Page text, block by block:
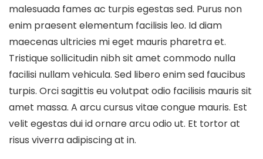
malesuada fames ac turpis egestas sed. Purus non
enim praesent elementum facilisis leo. Id diam
maecenas ultricies mi eget mauris pharetra et.
Tristique sollicitudin nibh sit amet commodo nulla
facilisi nullam vehicula. Sed libero enim sed faucibus
turpis. Orci sagittis eu volutpat odio facilisis mauris sit
amet massa. A arcu cursus vitae congue mauris. Est
velit egestas dui id ornare arcu odio ut. Et tortor at
risus viverra adipiscing at in.